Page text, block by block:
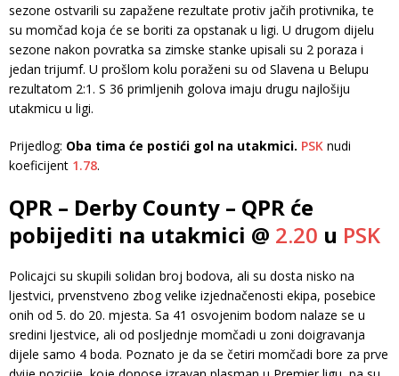
sezone ostvarili su zapažene rezultate protiv jačih protivnika, te
su momčad koja će se boriti za opstanak u ligi. U drugom dijelu
sezone nakon povratka sa zimske stanke upisali su 2 poraza i
jedan trijumf. U prošlom kolu poraženi su od Slavena u Belupu
rezultatom 2:1. S 36 primljenih golova imaju drugu najlošiju
utakmicu u ligi.
Prijedlog: Oba tima će postići gol na utakmici. PSK nudi
koeficijent 1.78.
QPR – Derby County – QPR će
pobijediti na utakmici @ 2.20 u PSK
Policajci su skupili solidan broj bodova, ali su dosta nisko na
ljestvici, prvenstveno zbog velike izjednačenosti ekipa, posebice
onih od 5. do 20. mjesta. Sa 41 osvojenim bodom nalaze se u
sredini ljestvice, ali od posljednje momčadi u zoni doigravanja
dijele samo 4 boda. Poznato je da se četiri momčadi bore za prve